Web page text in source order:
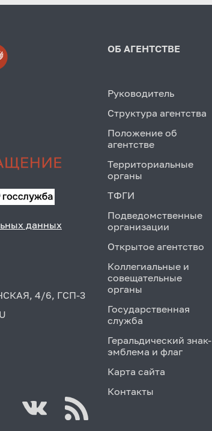
данных
4/6, ГСП-3
ОБ АГЕНТСТВЕ
Руководитель
Структура агентства
Положение об
агентстве
Территориальные
органы
ТФГИ
Подведомственные
организации
Открытое агентство
Коллегиальные и
совещательные
органы
Государственная
служба
Геральдический знак-
эмблема и флаг
Карта сайта
Контакты